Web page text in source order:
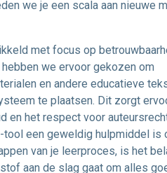
we je een scala aan nieuwe
met focus op
we ervoor gekozen om
en andere educatieve
te plaatsen. Dit zorgt
en het respect voor
tool een geweldig hulpmiddel is
van je leerproces, is het
aan de slag gaat om alles